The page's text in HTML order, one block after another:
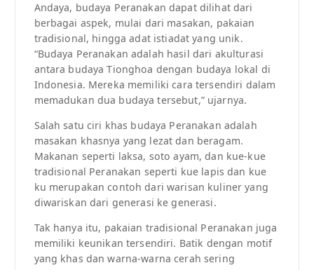
Andaya, budaya Peranakan dapat dilihat dari
berbagai aspek, mulai dari masakan, pakaian
tradisional, hingga adat istiadat yang unik.
“Budaya Peranakan adalah hasil dari akulturasi
antara budaya Tionghoa dengan budaya lokal di
Indonesia. Mereka memiliki cara tersendiri dalam
memadukan dua budaya tersebut,” ujarnya.
Salah satu ciri khas budaya Peranakan adalah
masakan khasnya yang lezat dan beragam.
Makanan seperti laksa, soto ayam, dan kue-kue
tradisional Peranakan seperti kue lapis dan kue
ku merupakan contoh dari warisan kuliner yang
diwariskan dari generasi ke generasi.
Tak hanya itu, pakaian tradisional Peranakan juga
memiliki keunikan tersendiri. Batik dengan motif
yang khas dan warna-warna cerah sering